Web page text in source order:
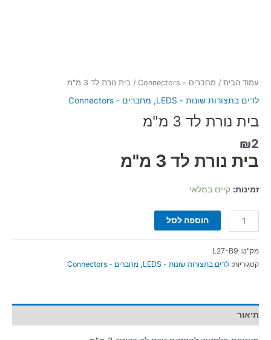
עמוד הבית / מחברים - Connectors / בית נורת לד 3 מ"מ
לדים בתצורות שונות - LEDS , מחברים - Connectors
בית נורת לד 3 מ"מ
₪2
בית נורת לד 3 מ"מ
זמינות: קיים במלאי
הוספה לסל
מק"ט: L27-B9
קטגוריות: לדים בתצורות שונות - LEDS , מחברים - Connectors
תיאור